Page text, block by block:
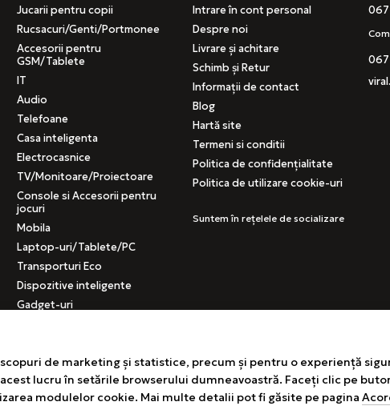
Jucarii pentru copii
Rucsacuri/Genti/Portmonee
Accesorii pentru
GSM/Tablete
IT
Audio
Telefoane
Casa inteligenta
Electrocasnice
TV/Monitoare/Proiectoare
Console si Accesorii pentru
jocuri
Mobila
Laptop-uri/Tablete/PC
Transporturi Eco
Dispozitive inteligente
Gadget-uri
Produse Second Hand
Produse cu cutii deteriorate
Intrare în cont personal
Despre noi
Livrare și achitare
Schimb și Retur
Informații de contact
Blog
Hartă site
Termeni si conditii
Politica de confidențialitate
Politica de utilizare cookie-uri
Suntem în rețelele de socializare
de marketing și statistice, precum și pentru o experiență
lucru în setările browserului dumneavoastră. Faceți clic pe
modulelor cookie. Mai multe detalii pot fi găsite pe pagina